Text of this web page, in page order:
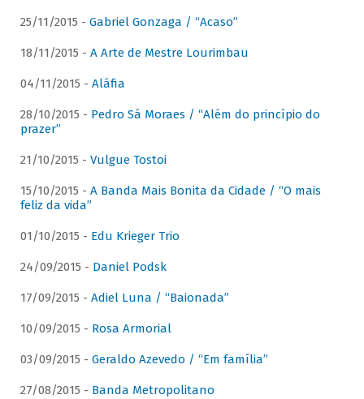
25/11/2015 - Gabriel Gonzaga / “Acaso”
18/11/2015 - A Arte de Mestre Lourimbau
04/11/2015 - Aláfia
28/10/2015 - Pedro Sá Moraes / “Além do princípio do
prazer”
21/10/2015 - Vulgue Tostoi
15/10/2015 - A Banda Mais Bonita da Cidade / “O mais
feliz da vida”
01/10/2015 - Edu Krieger Trio
24/09/2015 - Daniel Podsk
17/09/2015 - Adiel Luna / “Baionada”
10/09/2015 - Rosa Armorial
03/09/2015 - Geraldo Azevedo / “Em família”
27/08/2015 - Banda Metropolitano